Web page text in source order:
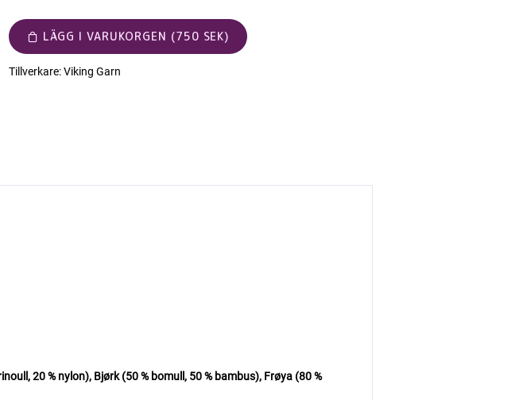
LÄGG I VARUKORGEN (750 SEK)
Tillverkare:Viking Garn
20 % nylon),Bjørk (50 % bomull, 50 % bambus), Frøya (80 %